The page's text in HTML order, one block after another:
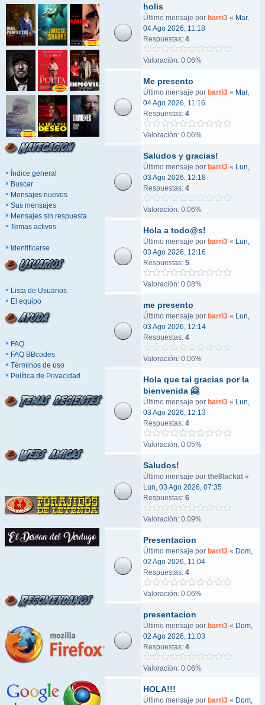
Índice general
Buscar
Mensajes nuevos
Sus mensajes
Mensajes sin respuesta
Temas activos
Identificarse
Lista de Usuarios
El equipo
FAQ
FAQ BBcodes
Términos de uso
Política de Privacidad
holis
Último mensaje por barri3 « Mar,
04 Ago 2026, 11:18
Respuestas: 4
Valoración: 0.06%
Me presento
Último mensaje por barri3 « Mar,
04 Ago 2026, 11:16
Respuestas: 4
Valoración: 0.06%
Saludos y gracias!
Último mensaje por barri3 « Lun,
03 Ago 2026, 12:18
Respuestas: 4
Valoración: 0.06%
Hola a todo@s!
Último mensaje por barri3 « Lun,
03 Ago 2026, 12:16
Respuestas: 5
Valoración: 0.08%
me presento
Último mensaje por barri3 « Lun,
03 Ago 2026, 12:14
Respuestas: 4
Valoración: 0.06%
Hola que tal gracias por la
bienvenida 🤗
Último mensaje por barri3 « Lun,
03 Ago 2026, 12:13
Respuestas: 4
Valoración: 0.05%
Saludos!
Último mensaje por the8lackat «
Lun, 03 Ago 2026, 07:35
Respuestas: 6
Valoración: 0.09%
Presentacion
Último mensaje por barri3 « Dom,
02 Ago 2026, 11:04
Respuestas: 4
Valoración: 0.06%
presentacion
Último mensaje por barri3 « Dom,
02 Ago 2026, 11:03
Respuestas: 4
Valoración: 0.06%
HOLA!!!
Último mensaje por barri3 « Dom,